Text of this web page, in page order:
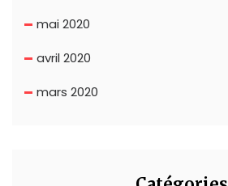
mai 2020
avril 2020
mars 2020